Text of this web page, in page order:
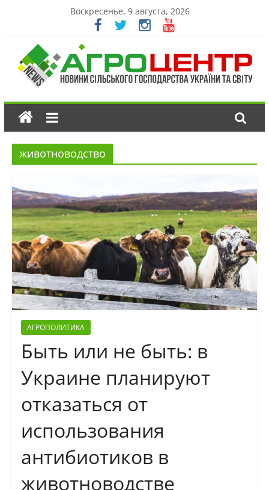
Воскресенье, 9 августа, 2026
животноводство
АГРОПОЛИТИКА
Быть или не быть: в
Украине планируют
отказаться от
использования
антибиотиков в
животноводстве